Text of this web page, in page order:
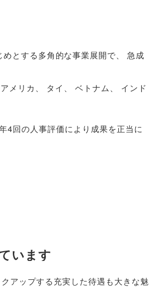
めとする多角的な事業展開で、
急成
アメリカ 、 タイ 、 ベトナム、
インド
4回の人事評価により成果を正当に
います
アップする充実した待遇も大きな魅